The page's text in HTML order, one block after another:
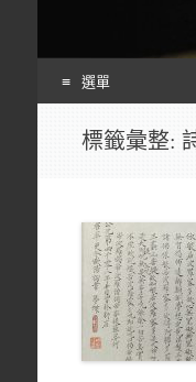
選單
標籤彙整: